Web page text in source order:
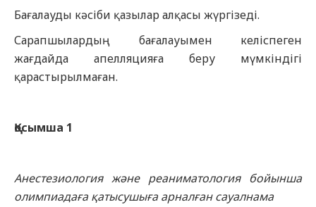
Бағалауды кәсіби қазылар алқасы жүргізеді.
Сарапшылардың бағалауымен келіспеген
жағдайда апелляцияға беру мүмкіндігі
қарастырылмаған.
Қосымша 1
Анестезиология және реаниматология бойынша
олимпиадаға қатысушыға арналған сауалнама